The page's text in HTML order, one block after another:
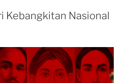
Kebangkitan Nasional